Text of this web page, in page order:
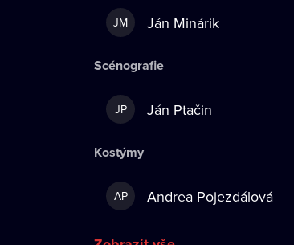
JM Ján Minárik
Scénografie
JP Ján Ptačin
Kostýmy
AP Andrea Pojezdálová